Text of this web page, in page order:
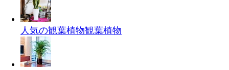
人気の観葉植物観葉植物